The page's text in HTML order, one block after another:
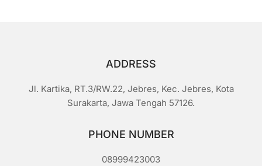
ADDRESS
Jl. Kartika, RT.3/RW.22, Jebres, Kec. Jebres, Kota
Surakarta, Jawa Tengah 57126.
PHONE NUMBER
08999423003